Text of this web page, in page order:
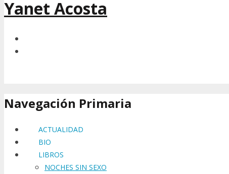
Yanet Acosta
Navegación Primaria
ACTUALIDAD
BIO
LIBROS
NOCHES SIN SEXO